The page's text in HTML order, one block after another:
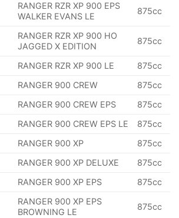
RANGER RZR XP 900 EPS
WALKER EVANS LE
875cc
RANGER RZR XP 900 HO
JAGGED X EDITION
875cc
RANGER RZR XP 900 LE
875cc
RANGER 900 CREW
875cc
RANGER 900 CREW EPS
875cc
RANGER 900 CREW EPS LE
875cc
RANGER 900 XP
875cc
RANGER 900 XP DELUXE
875cc
RANGER 900 XP EPS 875cc
RANGER 900 XP EPS
BROWNING LE
875cc